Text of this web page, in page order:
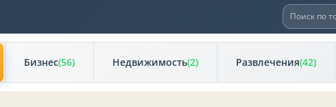
Искать:
Бизнес(56) Недвижимость(2) Развлечения(42)